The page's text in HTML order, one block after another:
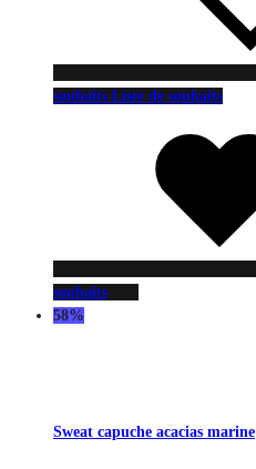
souhaits Liste de souhaits
souhaits
58%
Sweat capuche acacias marine